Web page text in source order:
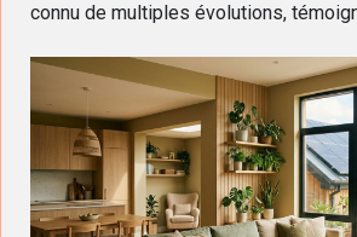
connu de multiples évolutions,